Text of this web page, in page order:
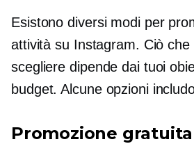
Esistono diversi modi per
attività su Instagram. Ciò che
scegliere dipende dai tuoi
budget. Alcune opzioni
Promozione gratuita